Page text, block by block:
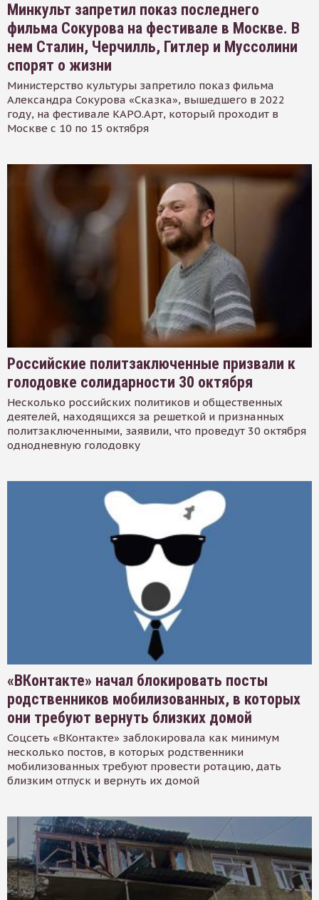
Минкульт запретил показ последнего
фильма Сокурова на фестивале в Москве. В
нем Сталин, Черчилль, Гитлер и Муссолини
спорят о жизни
Министерство культуры запретило показ фильма
Александра Сокурова «Сказка», вышедшего в 2022
году, на фестивале КАРО.Арт, который проходит в
Москве с 10 по 15 октября
Российские политзаключенные призвали к
голодовке солидарности 30 октября
Несколько российских политиков и общественных
деятелей, находящихся за решеткой и признанных
политзаключенными, заявили, что проведут 30 октября
однодневную голодовку
«ВКонтакте» начал блокировать посты
родственников мобилизованных, в которых
они требуют вернуть близких домой
Соцсеть «ВКонтакте» заблокировала как минимум
несколько постов, в которых родственники
мобилизованных требуют провести ротацию, дать
близким отпуск и вернуть их домой